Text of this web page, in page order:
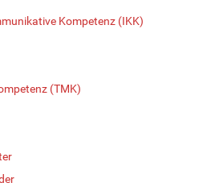
Kompetenz (IKK)
(TMK)